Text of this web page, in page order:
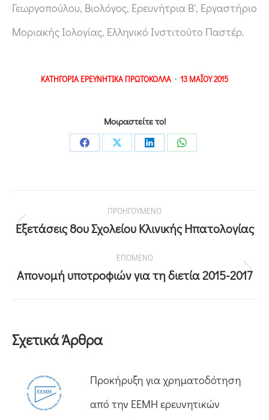
Γεωργοπούλου, Βιολόγος, Ερευνήτρια Β', Εργαστήριο
Μοριακής Ιολογίας, Ελληνικό Ινστιτούτο Παστέρ.
ΚΑΤΗΓΟΡΙΑ ΕΡΕΥΝΗΤΙΚΑ ΠΡΩΤΟΚΟΛΛΑ 13 ΜΑΪΟΥ 2015
Μοιραστείτε το!
ΠΡΟΗΓΟΥΜΕΝΟ
Εξετάσεις 8ου Σχολείου Κλινικής Ηπατολογίας
ΕΠΟΜΕΝΟ
Απονομή υποτροφιών για τη διετία 2015-2017
Σχετικά Άρθρα
Προκήρυξη για χρηματοδότηση
από την ΕΕΜΗ ερευνητικών